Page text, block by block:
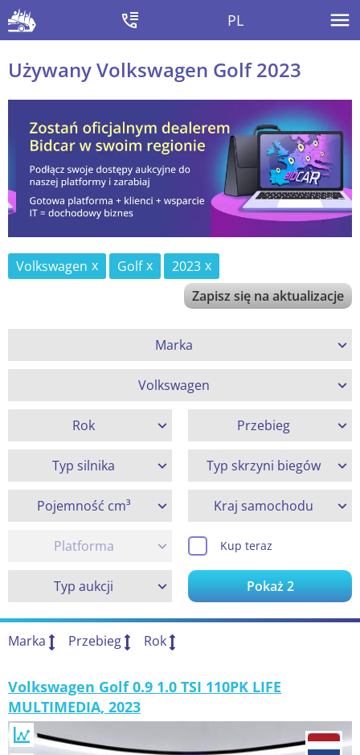
PL
Używany Volkswagen Golf 2023
Volkswagen Golf
2023
Zapisz się na aktualizacje
Marka
Volkswagen
Rok Przebieg
Typ silnika Typ skrzyni biegów
Pojemność cm³ Kraj samochodu
Platforma Kup teraz
Typ aukcji Pokaż2
Marka Przebieg Rok
Volkswagen Golf 0.9 1.0 TSI 110PK LIFE
MULTIMEDIA, 2023